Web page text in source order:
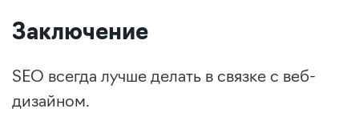
Заключение
SEO всегда лучше делать в связке с веб-
дизайном.